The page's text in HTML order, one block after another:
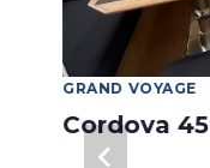
GRAND VOYAGE
Cordova 45